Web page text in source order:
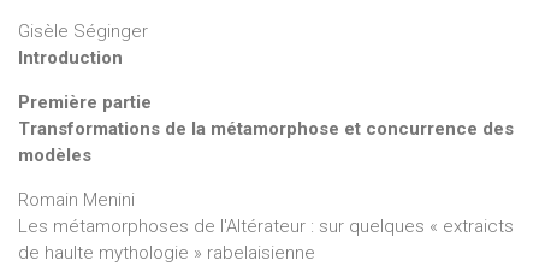
Gisèle Séginger
Introduction
Première partie
Transformations de la métamorphose et concurrence des
modèles
Romain Menini
Les métamorphoses de l'Altérateur : sur quelques « extraicts
de haulte mythologie » rabelaisienne